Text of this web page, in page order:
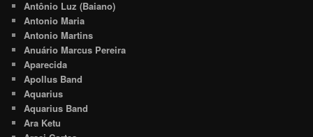
Antônio Luz (Baiano)
Antonio Maria
Antonio Martins
Anuário Marcus Pereira
Aparecida
Apollus Band
Aquarius
Aquarius Band
Ara Ketu